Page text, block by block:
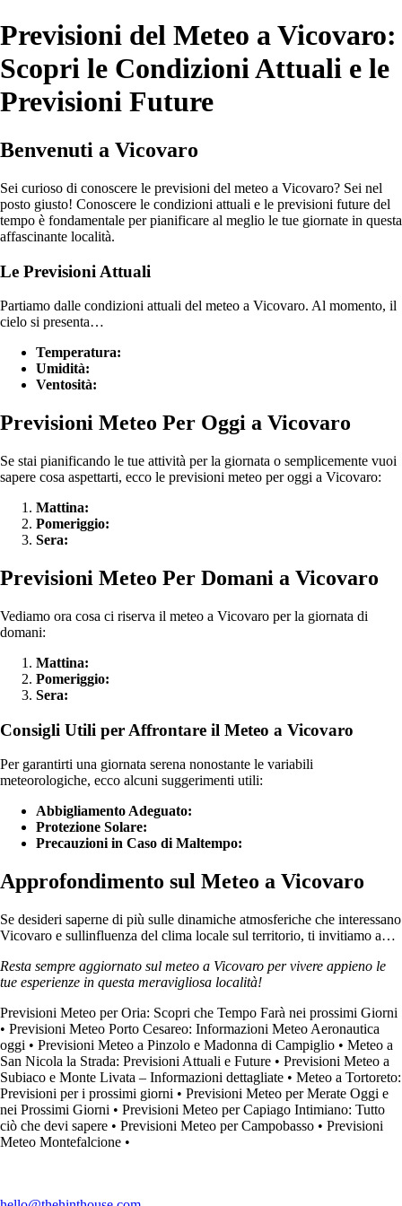
Previsioni del Meteo a Vicovaro:
Scopri le Condizioni Attuali e le
Previsioni Future
Benvenuti a Vicovaro
Sei curioso di conoscere le previsioni del meteo a Vicovaro? Sei nel
posto giusto! Conoscere le condizioni attuali e le previsioni future del
tempo è fondamentale per pianificare al meglio le tue giornate in questa
affascinante località.
Le Previsioni Attuali
Partiamo dalle condizioni attuali del meteo a Vicovaro. Al momento, il
cielo si presenta…
Temperatura:
Umidità:
Ventosità:
Previsioni Meteo Per Oggi a Vicovaro
Se stai pianificando le tue attività per la giornata o semplicemente vuoi
sapere cosa aspettarti, ecco le previsioni meteo per oggi a Vicovaro:
Mattina:
Pomeriggio:
Sera:
Previsioni Meteo Per Domani a Vicovaro
Vediamo ora cosa ci riserva il meteo a Vicovaro per la giornata di
domani:
Mattina:
Pomeriggio:
Sera:
Consigli Utili per Affrontare il Meteo a Vicovaro
Per garantirti una giornata serena nonostante le variabili
meteorologiche, ecco alcuni suggerimenti utili:
Abbigliamento Adeguato:
Protezione Solare:
Precauzioni in Caso di Maltempo:
Approfondimento sul Meteo a Vicovaro
Se desideri saperne di più sulle dinamiche atmosferiche che interessano
Vicovaro e sullinfluenza del clima locale sul territorio, ti invitiamo a…
Resta sempre aggiornato sul meteo a Vicovaro per vivere appieno le
tue esperienze in questa meravigliosa località!
Previsioni Meteo per Oria: Scopri che Tempo Farà nei prossimi Giorni
• Previsioni Meteo Porto Cesareo: Informazioni Meteo Aeronautica
oggi • Previsioni Meteo a Pinzolo e Madonna di Campiglio • Meteo a
San Nicola la Strada: Previsioni Attuali e Future • Previsioni Meteo a
Subiaco e Monte Livata – Informazioni dettagliate • Meteo a Tortoreto:
Previsioni per i prossimi giorni • Previsioni Meteo per Merate Oggi e
nei Prossimi Giorni • Previsioni Meteo per Capiago Intimiano: Tutto
ciò che devi sapere • Previsioni Meteo per Campobasso • Previsioni
Meteo Montefalcione •